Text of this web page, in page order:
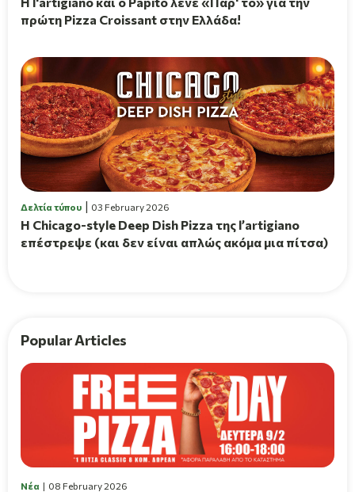
πρώτη Pizza Croissant στην Ελλάδα!
Δελτία τύπου 03 February 2026
Η Chicago-style Deep Dish Pizza της l’artigiano
επέστρεψε (και δεν είναι απλώς ακόμα μια πίτσα)
Popular Articles
Νέα 08 February 2026